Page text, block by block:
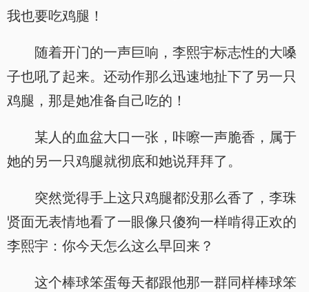
我也要吃鸡腿！
随着开门的一声巨响，李熙宇标志性的大嗓
子也吼了起来。还动作那么迅速地扯下了另一只
鸡腿，那是她准备自己吃的！
某人的血盆大口一张，咔嚓一声脆香，属于
她的另一只鸡腿就彻底和她说拜拜了。
突然觉得手上这只鸡腿都没那么香了，李珠
贤面无表情地看了一眼像只傻狗一样啃得正欢的
李熙宇：你今天怎么这么早回来？
这个棒球笨蛋每天都跟他那一群同样棒球笨